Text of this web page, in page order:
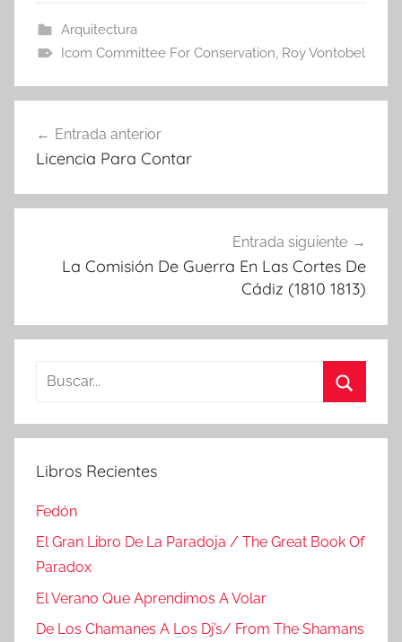
Arquitectura
Icom Committee For Conservation Roy Vontobel
de
Entrada anterior
Licencia Para Contar
Entrada siguiente
La Comisión De Guerra En Las Cortes De
Cádiz (1810 1813)
Buscar:
Libros Recientes
Fedón
El Gran Libro De La Paradoja / The Great Book Of
Paradox
El Verano Que Aprendimos A Volar
De Los Chamanes A Los Dj’s/ From The Shamans